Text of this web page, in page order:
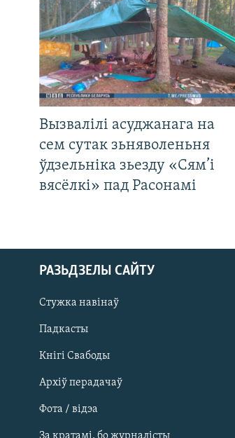
САЧЫЦЕ ЗА АБНАЎЛЕНЬНЯМІ
Вызвалілі асуджанага на
сем сутак зьняволеньня
ўдзельніка зьезду «Сям’і
вясёлкі» пад Расонамі
РАЗЬДЗЕЛЫ САЙТУ
Стужка навінаў
Падкасты
Кнігі Свабоды
Архіў перадачаў
Фота / відэа